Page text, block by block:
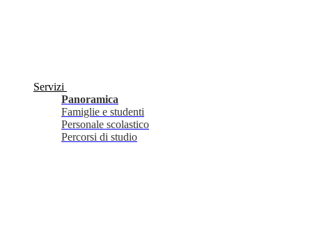
Servizi
Panoramica
Famiglie e studenti
Personale scolastico
Percorsi di studio